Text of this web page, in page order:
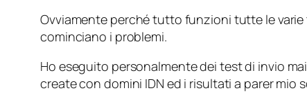
Ovviamente perché tutto funzioni tutte le
cominciano i problemi.
Ho eseguito personalmente dei test di invio
create con domini IDN ed i risultati a parer mio